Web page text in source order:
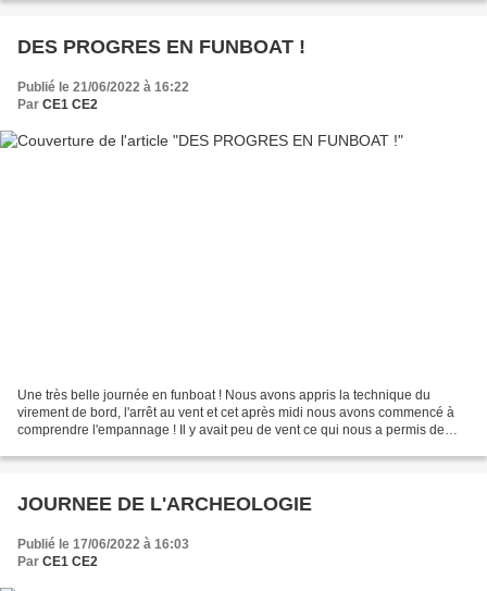
DES PROGRES EN FUNBOAT !
Publié le 21/06/2022 à 16:22
Par CE1 CE2
Une très belle journée en funboat ! Nous avons appris la technique du
virement de bord, l'arrêt au vent et cet après midi nous avons commencé à
comprendre l'empannage ! Il y avait peu de vent ce qui nous a permis de
JOURNEE DE L'ARCHEOLOGIE
Publié le 17/06/2022 à 16:03
Par CE1 CE2